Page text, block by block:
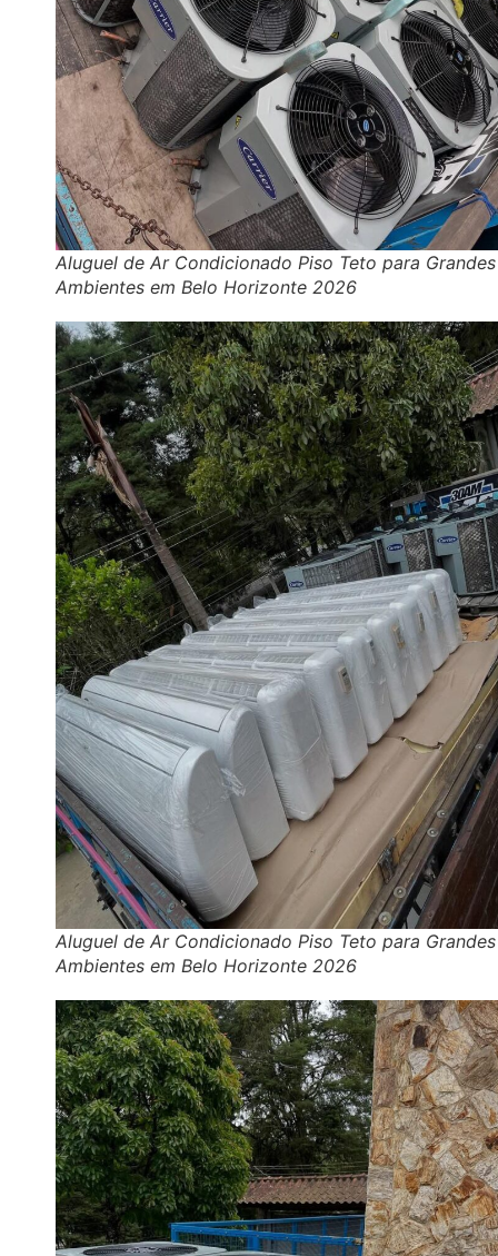
Aluguel de Ar Condicionado Piso Teto para Grandes
Ambientes em Belo Horizonte 2026
Aluguel de Ar Condicionado Piso Teto para Grandes
Ambientes em Belo Horizonte 2026